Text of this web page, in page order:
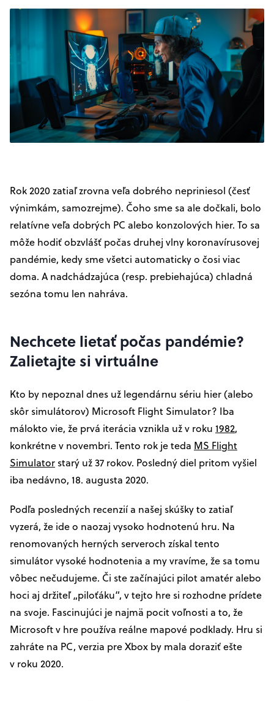
Rok 2020 zatiaľ zrovna veľa dobrého nepriniesol (česť
výnimkám, samozrejme). Čoho sme sa ale dočkali, bolo
relatívne veľa dobrých PC alebo konzolových hier. To sa
môže hodiť obzvlášť počas druhej vlny koronavírusovej
pandémie, kedy sme všetci automaticky o čosi viac
doma. A nadchádzajúca (resp. prebiehajúca) chladná
sezóna tomu len nahráva.
Nechcete lietať počas pandémie?
Zalietajte si virtuálne
Kto by nepoznal dnes už legendárnu sériu hier (alebo
skôr simulátorov) Microsoft Flight Simulator? Iba
málokto vie, že prvá iterácia vznikla už v roku 1982,
konkrétne v novembri. Tento rok je teda MS Flight
Simulator starý už 37 rokov. Posledný diel pritom vyšiel
iba nedávno, 18. augusta 2020.
Podľa posledných recenzií a našej skúšky to zatiaľ
vyzerá, že ide o naozaj vysoko hodnotenú hru. Na
renomovaných herných serveroch získal tento
simulátor vysoké hodnotenia a my vravíme, že sa tomu
vôbec nečudujeme. Či ste začínajúci pilot amatér alebo
hoci aj držiteľ „piloťáku“, v tejto hre si rozhodne prídete
na svoje. Fascinujúci je najmä pocit voľnosti a to, že
Microsoft v hre používa reálne mapové podklady. Hru si
zahráte na PC, verzia pre Xbox by mala doraziť ešte
v roku 2020.